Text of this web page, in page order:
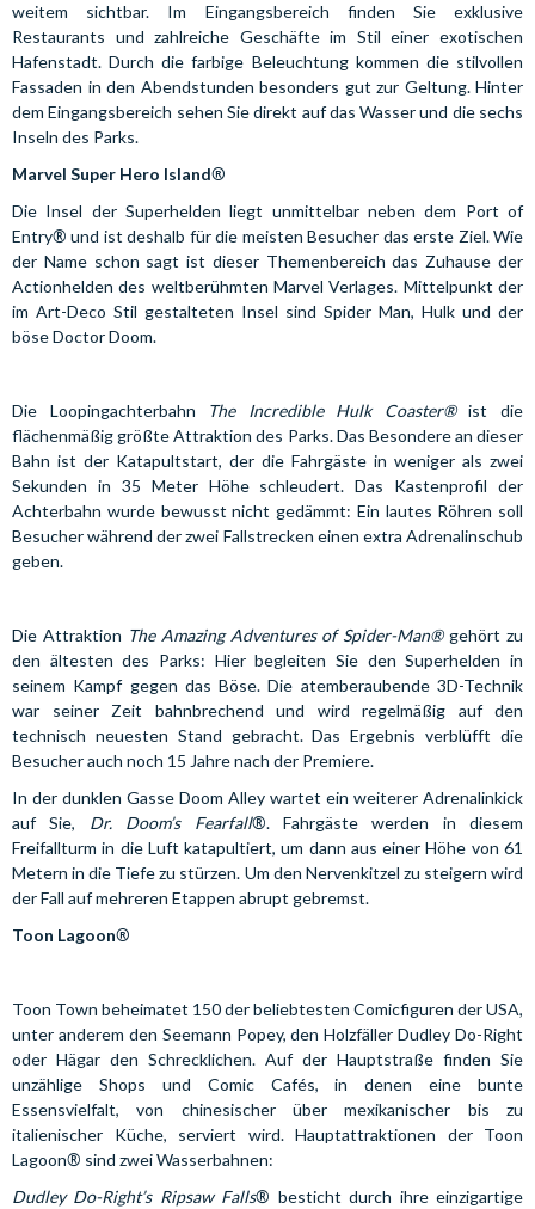
weitem sichtbar. Im Eingangsbereich finden Sie exklusive
Restaurants und zahlreiche Geschäfte im Stil einer exotischen
Hafenstadt. Durch die farbige Beleuchtung kommen die stilvollen
Fassaden in den Abendstunden besonders gut zur Geltung. Hinter
dem Eingangsbereich sehen Sie direkt auf das Wasser und die sechs
Inseln des Parks.
Marvel Super Hero Island®
Die Insel der Superhelden liegt unmittelbar neben dem Port of
Entry® und ist deshalb für die meisten Besucher das erste Ziel. Wie
der Name schon sagt ist dieser Themenbereich das Zuhause der
Actionhelden des weltberühmten Marvel Verlages. Mittelpunkt der
im Art-Deco Stil gestalteten Insel sind Spider Man, Hulk und der
böse Doctor Doom.
Die Loopingachterbahn The Incredible Hulk Coaster®ist die
flächenmäßig größte Attraktion des Parks. Das Besondere an dieser
Bahn ist der Katapultstart, der die Fahrgäste in weniger als zwei
Sekunden in 35 Meter Höhe schleudert. Das Kastenprofil der
Achterbahn wurde bewusst nicht gedämmt: Ein lautes Röhren soll
Besucher während der zwei Fallstrecken einen extra Adrenalinschub
geben.
Die Attraktion The Amazing Adventures of Spider-Man®gehört zu
den ältesten des Parks: Hier begleiten Sie den Superhelden in
seinem Kampf gegen das Böse. Die atemberaubende 3D-Technik
war seiner Zeit bahnbrechend und wird regelmäßig auf den
technisch neuesten Stand gebracht. Das Ergebnis verblüfft die
Besucher auch noch 15 Jahre nach der Premiere.
In der dunklen Gasse Doom Alley wartet ein weiterer Adrenalinkick
auf Sie, Dr. Doom’s Fearfall®. Fahrgäste werden in diesem
Freifallturm in die Luft katapultiert, um dann aus einer Höhe von 61
Metern in die Tiefe zu stürzen. Um den Nervenkitzel zu steigern wird
der Fall auf mehreren Etappen abrupt gebremst.
Toon Lagoon®
Toon Town beheimatet 150 der beliebtesten Comicfiguren der USA,
unter anderem den Seemann Popey, den Holzfäller Dudley Do-Right
oder Hägar den Schrecklichen. Auf der Hauptstraße finden Sie
unzählige Shops und Comic Cafés, in denen eine bunte
Essensvielfalt, von chinesischer über mexikanischer bis zu
italienischer Küche, serviert wird. Hauptattraktionen der Toon
Lagoon® sind zwei Wasserbahnen:
Dudley Do-Right’s Ripsaw Falls®besticht durch ihre einzigartige